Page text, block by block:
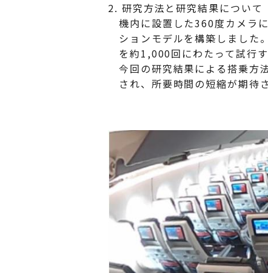
2. 研究方法と研究結果について
機内に設置した360度カメラ
ションモデルを構築しました
を約1,000回にわたって試行す
今回の研究結果による搭乗方
され、所要時間の短縮が期待さ